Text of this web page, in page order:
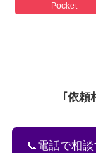
Pocket
｢依頼
📞電話で相談